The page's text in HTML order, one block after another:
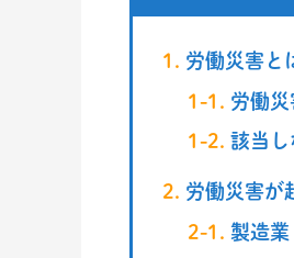
労働災害と
労働
該当し
労働災害が
製造業